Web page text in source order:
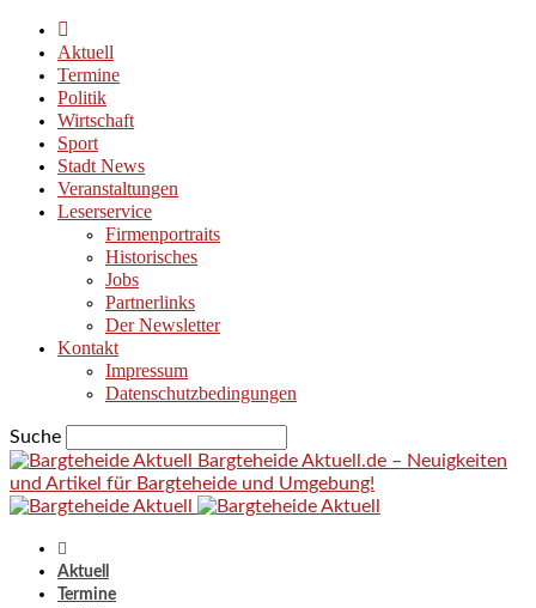
Aktuell
Termine
Politik
Wirtschaft
Sport
Stadt News
Veranstaltungen
Leserservice
Firmenportraits
Historisches
Jobs
Partnerlinks
Der Newsletter
Kontakt
Impressum
Datenschutzbedingungen
Suche
Bargteheide Aktuell.de – Neuigkeiten
und Artikel für Bargteheide und Umgebung!
Aktuell
Termine